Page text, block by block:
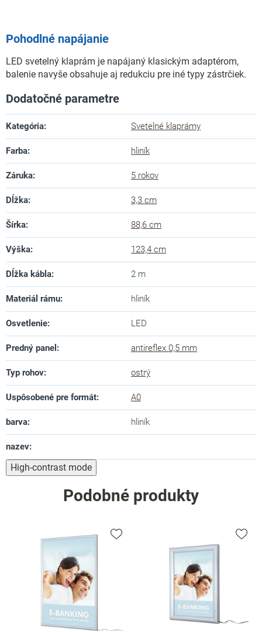
Pohodlné napájanie
LED svetelný klaprám je napájaný klasickým adaptérom,
balenie navyše obsahuje aj redukciu pre iné typy zástrčiek.
Dodatočné parametre
Kategória: Svetelné klaprámy
Farba: hliník
Záruka: 5 rokov
Dĺžka: 3,3 cm
Šírka: 88,6 cm
Výška: 123,4 cm
Dĺžka kábla: 2 m
Materiál rámu: hliník
Osvetlenie: LED
Predný panel : antireflex 0,5 mm
Typ rohov: ostrý
Uspôsobené pre formát: A0
barva: hliník
nazev:
High-contrast mode
Podobné produkty